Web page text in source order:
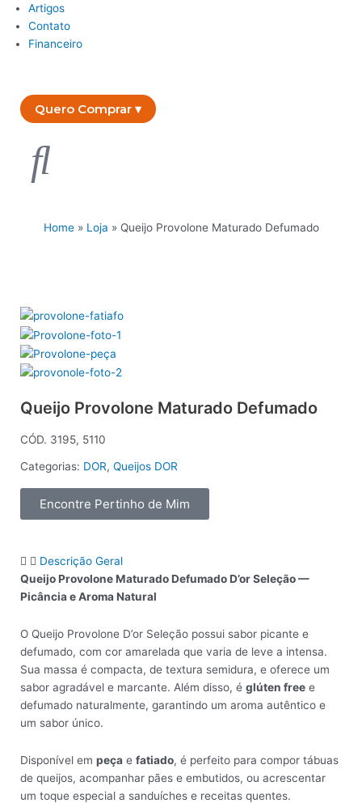
Artigos
Contato
Financeiro
Quero Comprar ▾
Home» Loja » Queijo Provolone Maturado Defumado
Queijo Provolone Maturado Defumado
CÓD. 3195, 5110
Categorias: DOR, Queijos DOR
Encontre Pertinho de Mim
Descrição Geral
Queijo Provolone Maturado Defumado D’or Seleção —
Picância e Aroma Natural
O Queijo Provolone D’or Seleção possui sabor picante e
defumado, com cor amarelada que varia de leve a intensa.
Sua massa é compacta, de textura semidura, e oferece um
sabor agradável e marcante. Além disso, é glúten free e
defumado naturalmente, garantindo um aroma autêntico e
um sabor único.
Disponível em peça e fatiado, é perfeito para compor tábuas
de queijos, acompanhar pães e embutidos, ou acrescentar
um toque especial a sanduíches e receitas quentes.